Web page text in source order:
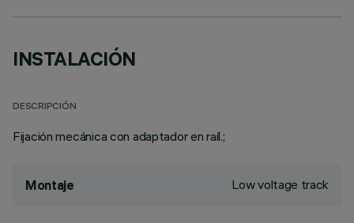
INSTALACIÓN
DESCRIPCIÓN
Fijación mecánica con adaptador en raíl.;
Montaje Low voltage track